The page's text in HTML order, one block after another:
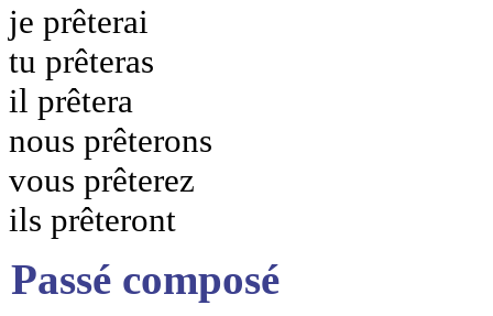
je prêterai
tu prêteras
il prêtera
nous prêterons
vous prêterez
ils prêteront
Passé composé